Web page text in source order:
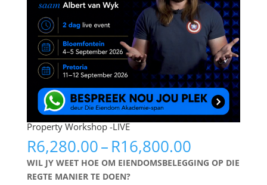
Property Workshop -LIVE
R6,280.00–R16,800.00Price
range:
R6,280.00
WIL JY WEET HOE OM EIENDOMSBELEGGING OP DIE
REGTE MANIER TE DOEN?